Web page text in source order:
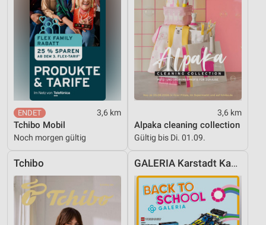
3,6 km
Tchibo Mobil
Noch morgen gültig
3,6 km
Alpaka cleaning collection
Gültig bis Di. 01.09.
Tchibo GALERIA Karstadt Kaufhof